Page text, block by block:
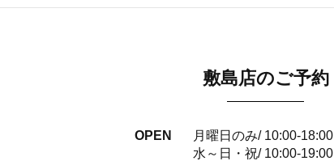
敷島店のご予約
OPEN
月曜日のみ/ 10:00-18:00
水～日・祝/ 10:00-19:00